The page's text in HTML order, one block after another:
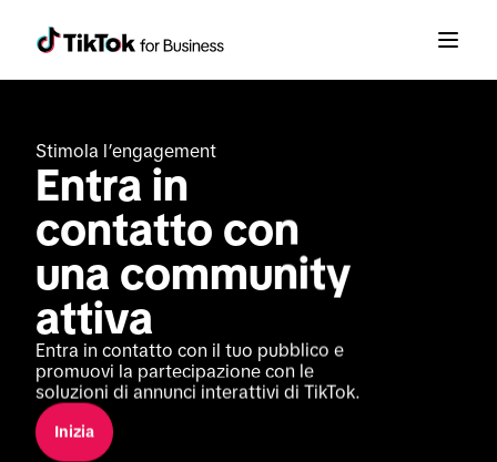
Stimola l’engagement
Entra in
contatto con
una community
attiva
Entra in contatto con il tuo pubblico e
promuovi la partecipazione con le
soluzioni di annunci interattivi di TikTok.
Inizia